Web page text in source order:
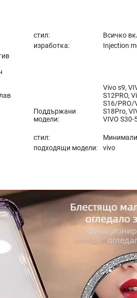
стил:
Всичко
изработка: Injection
Поддържани
модели:
Vivo s9,
S12PRO,
S16/PRO/
S18Pro,
VIVO S30-
стил:
подходящи модели: vivo